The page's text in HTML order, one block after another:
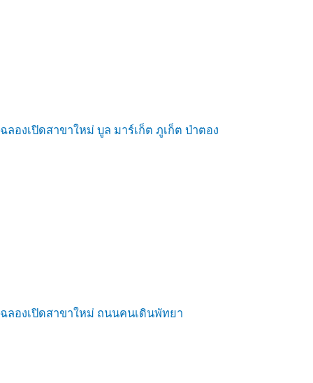
ฉลองเปิดสาขาใหม่ บูล มาร์เก็ต ภูเก็ต ป่าตอง
ฉลองเปิดสาขาใหม่ ถนนคนเดินพัทยา